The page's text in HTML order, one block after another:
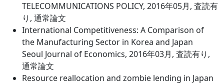
TELECOMMUNICATIONS POLICY, 2016年05月, 査読有
り, 通常論文
International Competitiveness: A Comparison of
the Manufacturing Sector in Korea and Japan
Seoul Journal of Economics, 2016年03月, 査読有り,
通常論文
Resource reallocation and zombie lending in Japan